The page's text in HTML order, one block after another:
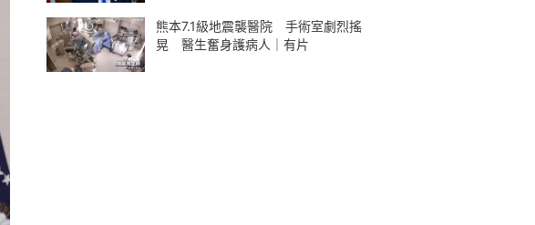
熊本7.1級地震襲醫院 手術室劇烈搖
晃 醫生奮身護病人｜有片